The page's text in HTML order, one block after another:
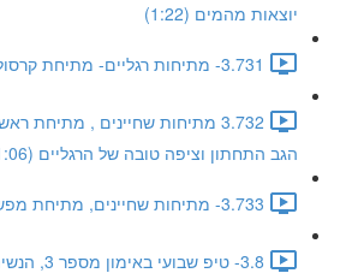
יוצאות מהמים (1:22)
3.731- מתיחות רגליים- מתיחת קרסול על הקיר (1:58)
3.732 מתיחות שחיינים , מתיחת
הגב התחתון וציפה טובה של הרגליים (1:06)
3.733- מתיחות שחיינים, מתיחת מפשעה (1:06)
3.8- טיפ